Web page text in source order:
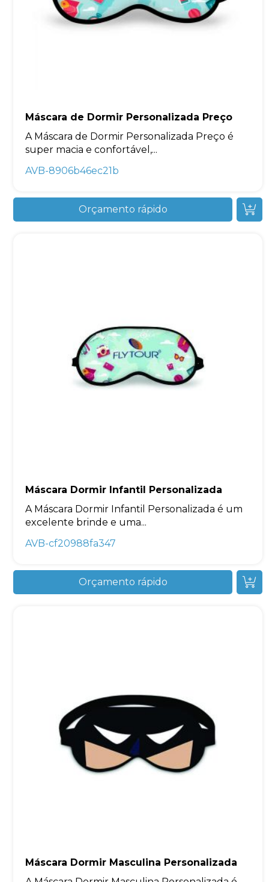
Máscara de Dormir Personalizada Preço
A Máscara de Dormir Personalizada Preço é
super macia e confortável,...
AVB-8906b46ec21b
Orçamento rápido
Máscara Dormir Infantil Personalizada
A Máscara Dormir Infantil Personalizada é um
excelente brinde e uma...
AVB-cf20988fa347
Orçamento rápido
Máscara Dormir Masculina Personalizada